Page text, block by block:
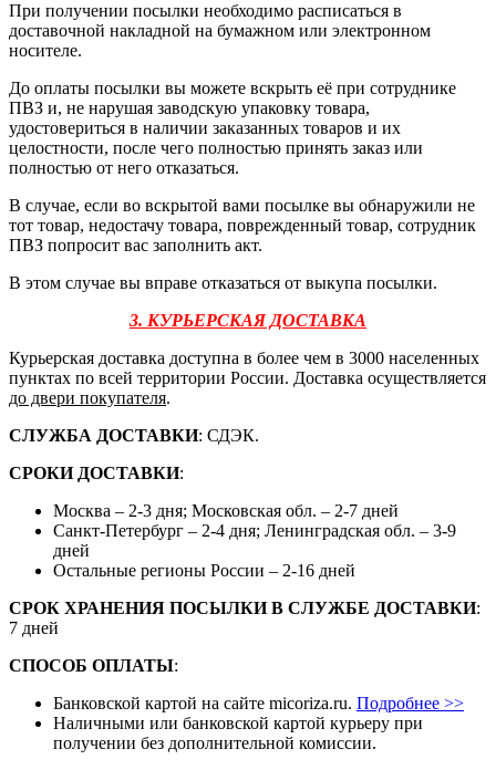
При получении посылки необходимо расписаться в
доставочной накладной на бумажном или электронном
носителе.
До оплаты посылки вы можете вскрыть её при сотруднике
ПВЗ и, не нарушая заводскую упаковку товара,
удостовериться в наличии заказанных товаров и их
целостности, после чего полностью принять заказ или
полностью от него отказаться.
В случае, если во вскрытой вами посылке вы обнаружили не
тот товар, недостачу товара, поврежденный товар, сотрудник
ПВЗ попросит вас заполнить акт.
В этом случае вы вправе отказаться от выкупа посылки.
3. КУРЬЕРСКАЯ ДОСТАВКА
Курьерская доставка доступна в более чем в 3000 населенных
пунктах по всей территории России. Доставка осуществляется
до двери покупателя.
СЛУЖБА ДОСТАВКИ: СДЭК.
СРОКИ ДОСТАВКИ:
Москва – 2-3 дня; Московская обл. – 2-7 дней
Санкт-Петербург – 2-4 дня; Ленинградская обл. – 3-9
дней
Остальные регионы России – 2-16 дней
СРОК ХРАНЕНИЯ ПОСЫЛКИ В СЛУЖБЕ ДОСТАВКИ:
7 дней
СПОСОБ ОПЛАТЫ:
Банковской картой на сайте micoriza.ru. Подробнее >>
Наличными или банковской картой курьеру при
получении без дополнительной комиссии.